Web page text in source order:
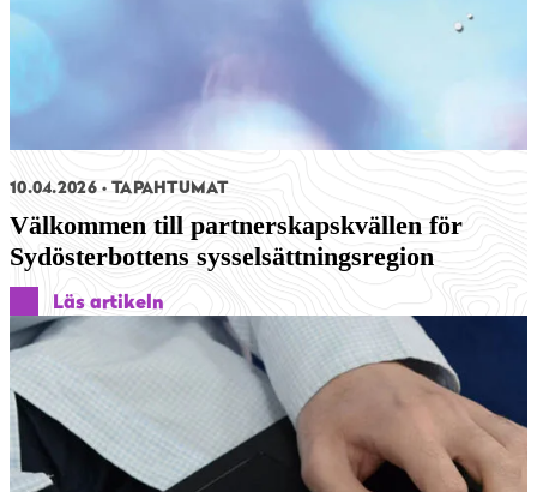
10.04.2026 TAPAHTUMAT
Välkommen till partnerskapskvällen för
Sydösterbottens sysselsättningsregion
Läs artikeln